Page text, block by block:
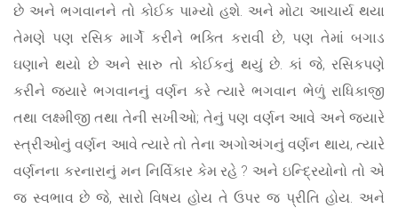
છે અને ભગવાનને તો કોઈક પામ્યો હશે. અને મોટા આચાર્ય થયા
તેમણે પણ રસિક માર્ગે કરીને ભક્તિ કરાવી છે, પણ તેમાં બગાડ
ઘણાને થયો છે અને સારુ તો કોઈકનું થયું છે. કાં જે, રસિકપણે
કરીને જ્યારે ભગવાનનું વર્ણન કરે ત્યારે ભગવાન ભેળું રાધિકાજી
તથા લક્ષ્મીજી તથા તેની સખીઓ; તેનું પણ વર્ણન આવે અને જ્યારે
સ્ત્રીઓનું વર્ણન આવે ત્યારે તો તેના અગોઅંગનું વર્ણન થાય, ત્યારે
વર્ણનના કરનારાનું મન નિર્વિકાર કેમ રહે ? અને ઇન્દ્રિયોનો તો એ
જ સ્વભાવ છે જે, સારો વિષય હોય તે ઉપર જ પ્રીતિ હોય. અને